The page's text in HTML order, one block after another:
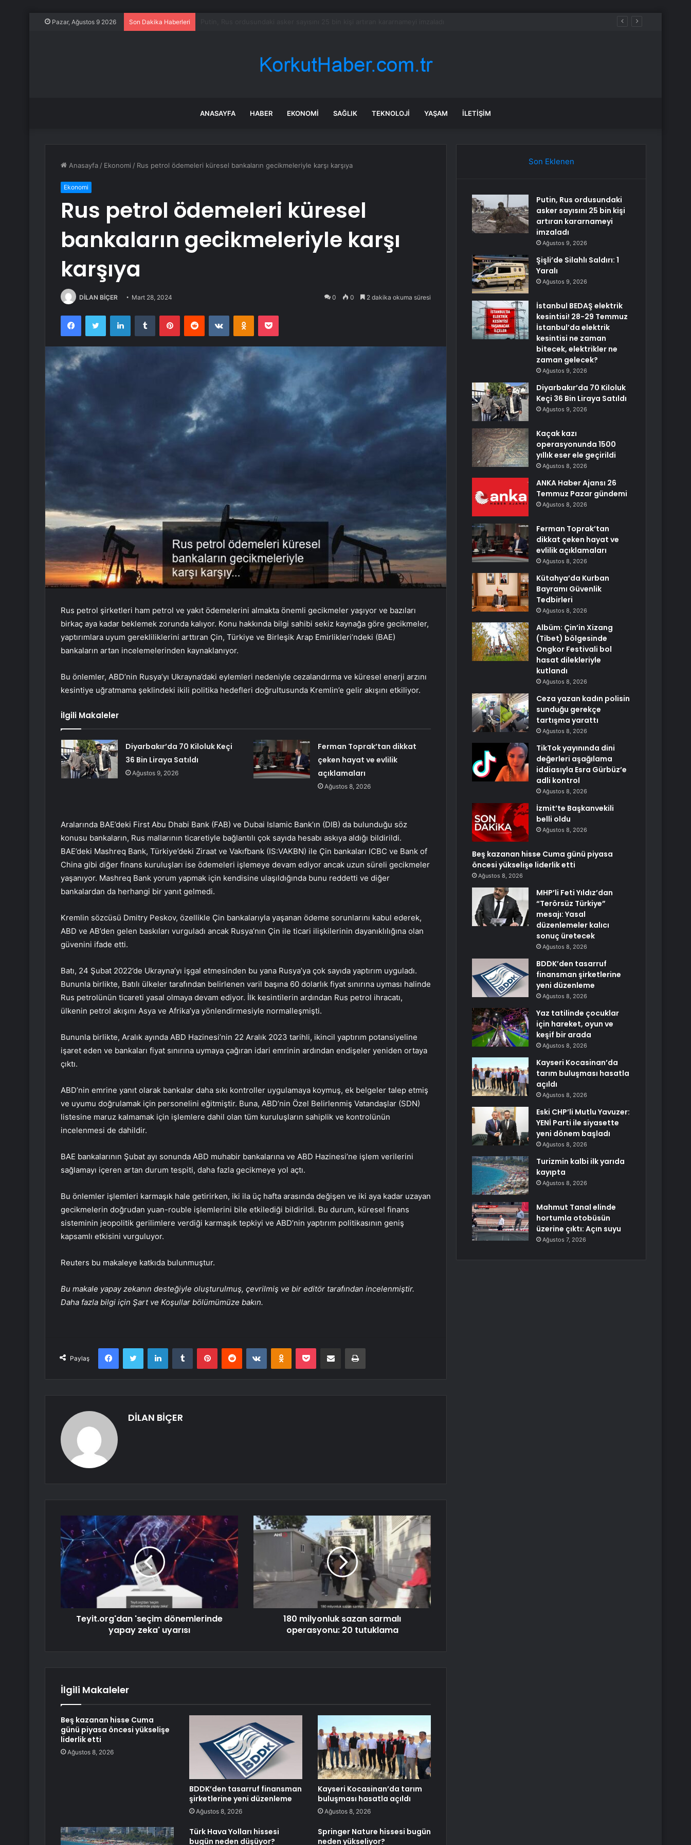
Pazar, Ağustos 9 2026 Son Dakika Haberleri
ANASAYFA HABER EKONOMI SAĞLIK TEKNOLOJI YAŞAM İLETIŞIM
Anasayfa / Ekonomi / Rus petrol ödemeleri küresel bankaların gecikmeleriyle karşı karşıya
Ekonomi
Rus petrol ödemeleri küresel
bankaların gecikmeleriyle karşı
karşıya
DİLAN BİÇER Mart 28, 2024 0 0 2 dakika okuma süresi
FacebookTwitter LinkedInTumblr PinterestReddit VKontakteOdnoklassniki
Pocket
Rus petrol şirketleri ham petrol ve yakıt ödemelerini almakta önemli gecikmeler yaşıyor ve bazıları
birkaç aya kadar beklemek zorunda kalıyor. Konu hakkında bilgi sahibi sekiz kaynağa göre gecikmeler,
yaptırımlara uyum gerekliliklerini arttıran Çin, Türkiye ve Birleşik Arap Emirlikleri’ndeki (BAE)
bankaların artan incelemelerinden kaynaklanıyor.
Bu önlemler, ABD’nin Rusya’yı Ukrayna’daki eylemleri nedeniyle cezalandırma ve küresel enerji arzını
kesintiye uğratmama şeklindeki ikili politika hedefleri doğrultusunda Kremlin’e gelir akışını etkiliyor.
İlgili Makaleler
Diyarbakır’da 70 Kiloluk Keçi
36 Bin Liraya Satıldı
Ağustos 9, 2026
Ferman Toprak’tan dikkat
çeken hayat ve evlilik
açıklamaları
Ağustos 8, 2026
Aralarında BAE’deki First Abu Dhabi Bank (FAB) ve Dubai Islamic Bank’ın (DIB) da bulunduğu söz
konusu bankaların, Rus mallarının ticaretiyle bağlantılı çok sayıda hesabı askıya aldığı bildirildi.
BAE’deki Mashreq Bank, Türkiye’deki Ziraat ve Vakıfbank (IS:VAKBN) ile Çin bankaları ICBC ve Bank of
China gibi diğer finans kuruluşları ise ödemeleri işlemeye devam ediyor ancak uzun süreli gecikmeler
yaşanıyor. Mashreq Bank yorum yapmak için kendisine ulaşıldığında bunu reddetti ve diğer
bankalardan da herhangi bir yanıt gelmedi.
Kremlin sözcüsü Dmitry Peskov, özellikle Çin bankalarıyla yaşanan ödeme sorunlarını kabul ederek,
ABD ve AB’den gelen baskıları vurguladı ancak Rusya’nın Çin ile ticari ilişkilerinin dayanıklılığına olan
güvenini ifade etti.
Batı, 24 Şubat 2022’de Ukrayna’yı işgal etmesinden bu yana Rusya’ya çok sayıda yaptırım uyguladı.
Bununla birlikte, Batılı ülkeler tarafından belirlenen varil başına 60 dolarlık fiyat sınırına uyması halinde
Rus petrolünün ticareti yasal olmaya devam ediyor. İlk kesintilerin ardından Rus petrol ihracatı,
ülkenin petrol akışını Asya ve Afrika’ya yönlendirmesiyle normalleşmişti.
Bununla birlikte, Aralık ayında ABD Hazinesi’nin 22 Aralık 2023 tarihli, ikincil yaptırım potansiyeline
işaret eden ve bankaları fiyat sınırına uymaya çağıran idari emrinin ardından endişeler yeniden ortaya
çıktı.
ABD’nin emrine yanıt olarak bankalar daha sıkı kontroller uygulamaya koymuş, ek belgeler talep etmiş
ve uyumu doğrulamak için personelini eğitmiştir. Buna, ABD’nin Özel Belirlenmiş Vatandaşlar (SDN)
listesine maruz kalmamak için işlemlere dahil olan tüm kuruluşların sahiplik ve kontrolünün
incelenmesi de dahildir.
BAE bankalarının Şubat ayı sonunda ABD muhabir bankalarına ve ABD Hazinesi’ne işlem verilerini
sağlamayı içeren artan durum tespiti, daha fazla gecikmeye yol açtı.
Bu önlemler işlemleri karmaşık hale getirirken, iki ila üç hafta arasında değişen ve iki aya kadar uzayan
gecikmelerin doğrudan yuan-rouble işlemlerini bile etkilediği bildirildi. Bu durum, küresel finans
sisteminin jeopolitik gerilimlere verdiği karmaşık tepkiyi ve ABD’nin yaptırım politikasının geniş
kapsamlı etkisini vurguluyor.
Reuters bu makaleye katkıda bulunmuştur.
Bu makale yapay zekanın desteğiyle oluşturulmuş, çevrilmiş ve bir editör tarafından incelenmiştir.
Daha fazla bilgi için Şart ve Koşullar bölümümüze bakın.
Paylaş
FacebookTwitter LinkedInTumblr PinterestReddit VKontakteOdnoklassniki
Pocket E-Posta ile paylaş Yazdır
DİLAN BİÇER
Teyit.org'dan 'seçim dönemlerinde
yapay zeka' uyarısı
180 milyonluk sazan sarmalı
operasyonu: 20 tutuklama
İlgili Makaleler
Beş kazanan hisse Cuma
günü piyasa öncesi yükselişe
liderlik etti
Ağustos 8, 2026
BDDK’den tasarruf finansman
şirketlerine yeni düzenleme
Ağustos 8, 2026
Kayseri Kocasinan’da tarım
buluşması hasatla açıldı
Ağustos 8, 2026
Türk Hava Yolları hissesi
bugün neden düşüyor?
Springer Nature hissesi bugün
neden yükseliyor?
Son Eklenen
Putin, Rus ordusundaki
asker sayısını 25 bin kişi
artıran kararnameyi
imzaladı
Ağustos 9, 2026
Şişli’de Silahlı Saldırı: 1
Yaralı
Ağustos 9, 2026
İstanbul BEDAŞ elektrik
kesintisi! 28-29 Temmuz
İstanbul’da elektrik
kesintisi ne zaman
bitecek, elektrikler ne
zaman gelecek?
Ağustos 9, 2026
Diyarbakır’da 70 Kiloluk
Keçi 36 Bin Liraya Satıldı
Ağustos 9, 2026
Kaçak kazı
operasyonunda 1500
yıllık eser ele geçirildi
Ağustos 8, 2026
ANKA Haber Ajansı 26
Temmuz Pazar gündemi
Ağustos 8, 2026
Ferman Toprak’tan
dikkat çeken hayat ve
evlilik açıklamaları
Ağustos 8, 2026
Kütahya’da Kurban
Bayramı Güvenlik
Tedbirleri
Ağustos 8, 2026
Albüm: Çin’in Xizang
(Tibet) bölgesinde
Ongkor Festivali bol
hasat dilekleriyle
kutlandı
Ağustos 8, 2026
Ceza yazan kadın polisin
sunduğu gerekçe
tartışma yarattı
Ağustos 8, 2026
TikTok yayınında dini
değerleri aşağılama
iddiasıyla Esra Gürbüz’e
adli kontrol
Ağustos 8, 2026
İzmit’te Başkanvekili
belli oldu
Ağustos 8, 2026
Beş kazanan hisse Cuma günü piyasa
öncesi yükselişe liderlik etti
Ağustos 8, 2026
MHP’li Feti Yıldız’dan
“Terörsüz Türkiye”
mesajı: Yasal
düzenlemeler kalıcı
sonuç üretecek
Ağustos 8, 2026
BDDK’den tasarruf
finansman şirketlerine
yeni düzenleme
Ağustos 8, 2026
Yaz tatilinde çocuklar
için hareket, oyun ve
keşif bir arada
Ağustos 8, 2026
Kayseri Kocasinan’da
tarım buluşması hasatla
açıldı
Ağustos 8, 2026
Eski CHP’li Mutlu Yavuzer:
YENİ Parti ile siyasette
yeni dönem başladı
Ağustos 8, 2026
Turizmin kalbi ilk yarıda
kayıpta
Ağustos 8, 2026
Mahmut Tanal elinde
hortumla otobüsün
üzerine çıktı: Açın suyu
Ağustos 7, 2026